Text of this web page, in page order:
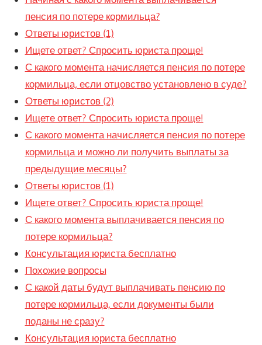
пенсия по потере кормильца?
Ответы юристов (1)
Ищете ответ? Спросить юриста проще!
С какого момента начисляется пенсия по потере
кормильца, если отцовство установлено в суде?
Ответы юристов (2)
Ищете ответ? Спросить юриста проще!
С какого момента начисляется пенсия по потере
кормильца и можно ли получить выплаты за
предыдущие месяцы?
Ответы юристов (1)
Ищете ответ? Спросить юриста проще!
С какого момента выплачивается пенсия по
потере кормильца?
Консультация юриста бесплатно
Похожие вопросы
С какой даты будут выплачивать пенсию по
потере кормильца, если документы были
поданы не сразу?
Консультация юриста бесплатно